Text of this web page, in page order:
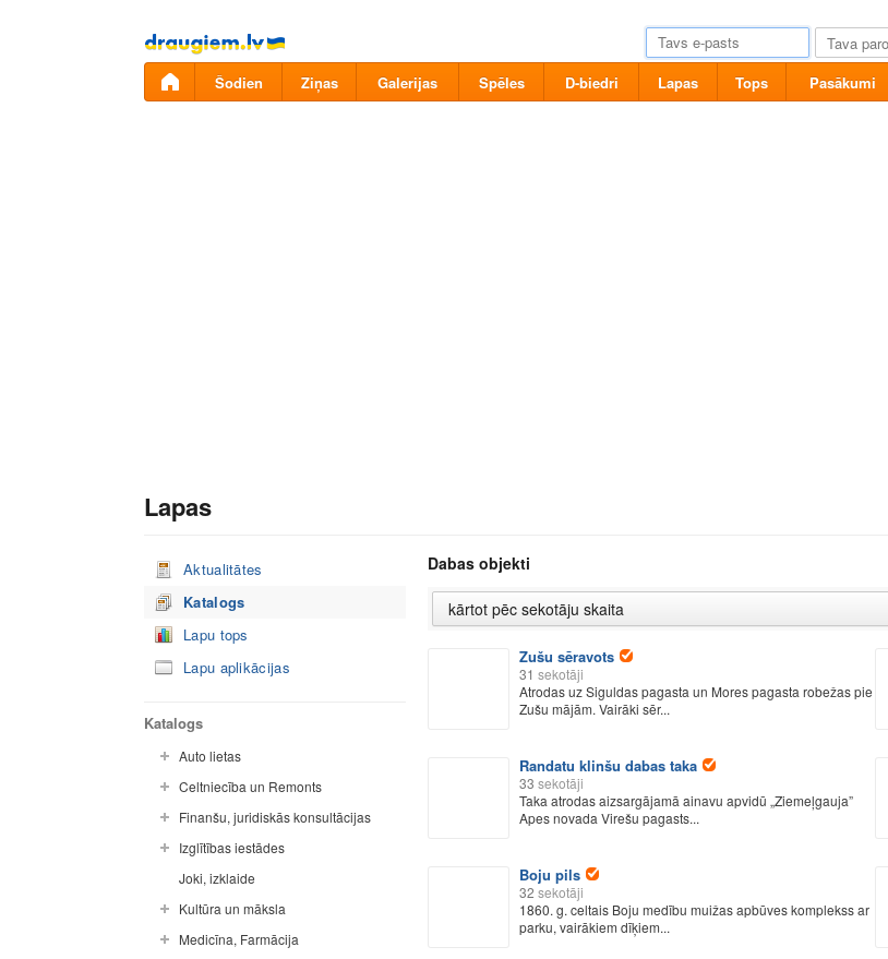
Pāriet
uz
saturu
Šodien Ziņas Galerijas Spēles D-biedri Lapas Tops Pasākumi
Lapas
Aktualitātes
Katalogs
Lapu tops
Lapu aplikācijas
Katalogs
Auto lietas
Celtniecība un Remonts
Finanšu, juridiskās konsultācijas
Izglītības iestādes
Joki, izklaide
Kultūra un māksla
Medicīna, Farmācija
Dabas objekti
Zušu sēravots
31 sekotāji
Atrodas uz Siguldas pagasta un Mores pagasta robežas pie
Zušu mājām. Vairāki sēr...
Randatu klinšu dabas taka
33 sekotāji
Taka atrodas aizsargājamā ainavu apvidū „Ziemeļgauja”
Apes novada Virešu pagasts...
Boju pils
32 sekotāji
1860. g. celtais Boju medību muižas apbūves komplekss ar
parku, vairākiem dīķiem...